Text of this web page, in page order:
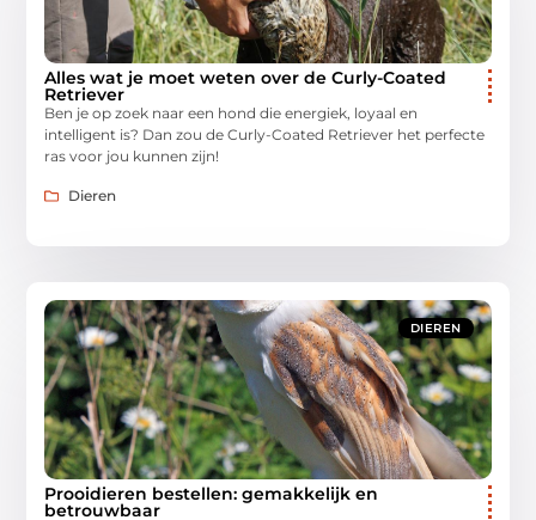
Alles wat je moet weten over de Curly-Coated
Retriever
Ben je op zoek naar een hond die energiek, loyaal en
intelligent is? Dan zou de Curly-Coated Retriever het perfecte
ras voor jou kunnen zijn!
Dieren
DIEREN
Prooidieren bestellen: gemakkelijk en
betrouwbaar